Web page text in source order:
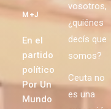
M+J
En el
partido
político
Por Un
Mundo
vosotros,
¿quiénes
decís que
somos?
Ceuta no
es una